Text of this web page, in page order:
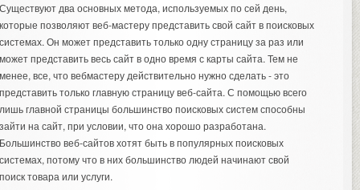
два основных метода, используемых по сей день,
позволяют веб-мастеру представить свой сайт в поисковых
Он может представить только одну страницу за раз или
представить весь сайт в одно время с карты сайта. Тем не
все, что вебмастеру действительно нужно сделать - это
только главную страницу веб-сайта. С помощью всего
главной страницы большинство поисковых систем способны
на сайт, при условии, что она хорошо разработана.
веб-сайтов хотят быть в популярных поисковых
потому что в них большинство людей начинают свой
товара или услуги.